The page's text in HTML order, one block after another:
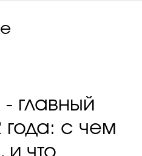
- главный
года: с чем
и что